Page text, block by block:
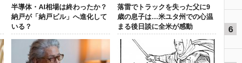
半導体・AI相場は終わったか？
納戸が「納戸ビル」へ進化して
いる？
落雷でトラックを失った父に9
歳の息子は…米ユタ州での心温
まる後日談に全米が感動
6